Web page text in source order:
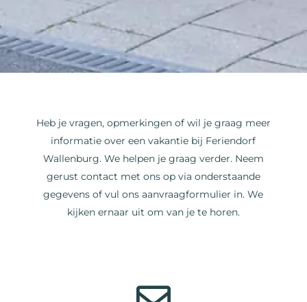
Heb je vragen, opmerkingen of wil je graag meer
informatie over een vakantie bij Feriendorf
Wallenburg. We helpen je graag verder. Neem
gerust contact met ons op via onderstaande
gegevens of vul ons aanvraagformulier in. We
kijken ernaar uit om van je te horen.